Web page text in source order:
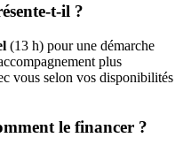
t-il ?
(13 h) pour une démarche
plus
vous selon vos disponibilités
le financer ?